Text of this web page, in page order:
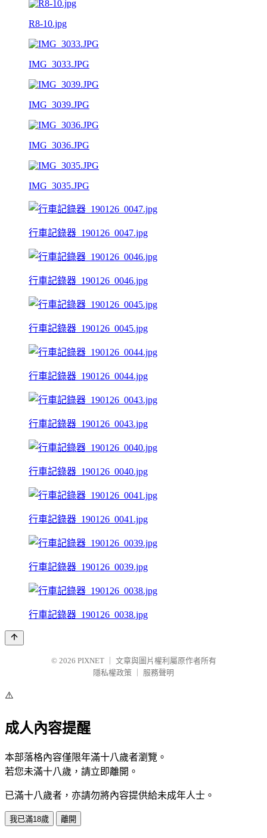
R8-10.jpg
IMG_3033.JPG
IMG_3039.JPG
IMG_3036.JPG
IMG_3035.JPG
行車記錄器_190126_0047.jpg
行車記錄器_190126_0046.jpg
行車記錄器_190126_0045.jpg
行車記錄器_190126_0044.jpg
行車記錄器_190126_0043.jpg
行車記錄器_190126_0040.jpg
行車記錄器_190126_0041.jpg
行車記錄器_190126_0039.jpg
行車記錄器_190126_0038.jpg
© 2026 PIXNET
文章與圖片權利屬原作者所有
隱私權政策
服務聲明
⚠️
成人內容提醒
本部落格內容僅限年滿十八歲者瀏覽。
若您未滿十八歲，請立即離開。
已滿十八歲者，亦請勿將內容提供給未成年人士。
我已滿18歲 離開